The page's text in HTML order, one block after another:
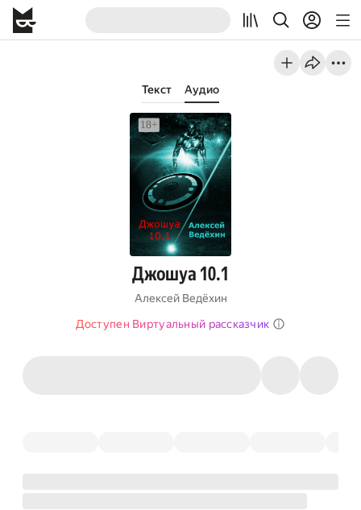
Текст Аудио
Джошуа 10.1
Алексей Ведёхин
Доступен Виртуальный рассказчик